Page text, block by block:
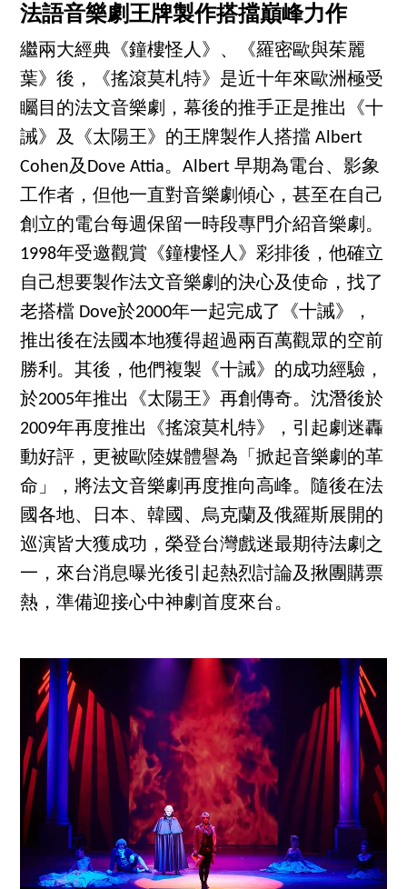
法語音樂劇王牌製作搭擋巔峰力作
繼兩大經典《鐘樓怪人》、《羅密歐與茱麗
葉》後，《搖滾莫札特》是近十年來歐洲極受
矚目的法文音樂劇，幕後的推手正是推出《十
誡》及《太陽王》的王牌製作人搭擋 Albert
Cohen及Dove Attia。Albert 早期為電台、影象
工作者，但他一直對音樂劇傾心，甚至在自己
創立的電台每週保留一時段專門介紹音樂劇。
1998年受邀觀賞《鐘樓怪人》彩排後，他確立
自己想要製作法文音樂劇的決心及使命，找了
老搭檔 Dove於2000年一起完成了《十誡》，
推出後在法國本地獲得超過兩百萬觀眾的空前
勝利。其後，他們複製《十誡》的成功經驗，
於2005年推出《太陽王》再創傳奇。沈潛後於
2009年再度推出《搖滾莫札特》，引起劇迷轟
動好評，更被歐陸媒體譽為「掀起音樂劇的革
命」，將法文音樂劇再度推向高峰。隨後在法
國各地、日本、韓國、烏克蘭及俄羅斯展開的
巡演皆大獲成功，榮登台灣戲迷最期待法劇之
一，來台消息曝光後引起熱烈討論及揪團購票
熱，準備迎接心中神劇首度來台。